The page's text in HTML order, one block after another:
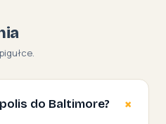
do Baltimore?